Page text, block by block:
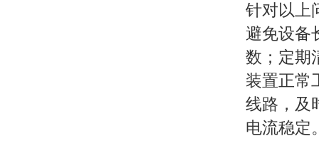
针对以上
避免设备
数；定期
装置正常
线路，及
电流稳定